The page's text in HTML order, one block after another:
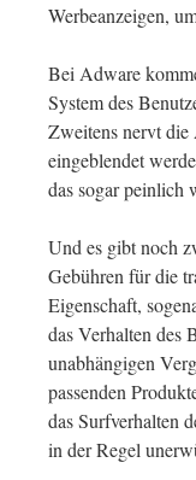
Werbeanzeigen,
Bei Adware
System des
Zweitens nervt die
eingeblendet
das sogar peinlich
Und es gibt noch
Gebühren für die
Eigenschaft,
das Verhalten des
unabhängigen
passenden
das Surfverhalten
in der Regel